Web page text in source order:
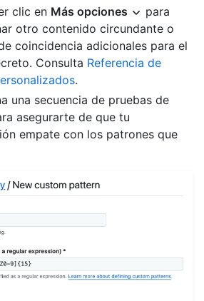
clic en Más opciones
para
otro contenido circundante o
coincidencia adicionales para el
Consulta Referencia de
.
una secuencia de pruebas de
asegurarte de que tu
empate con los patrones que